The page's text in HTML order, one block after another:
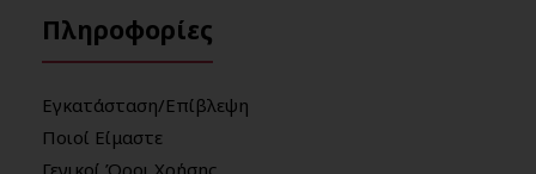
Πληροφορίες
Εγκατάσταση/Επίβλεψη
Ποιοί Είμαστε